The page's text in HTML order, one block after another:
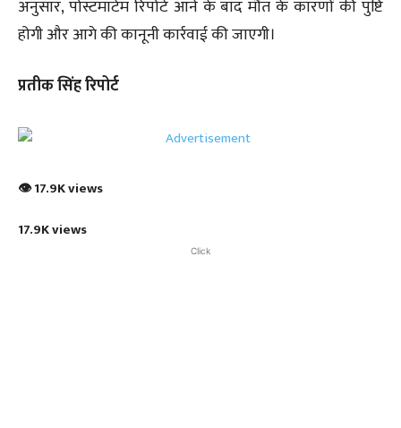
अनुसार, पोस्टमार्टम रिपोर्ट आने के बाद मौत के कारणों की पुष्टि
होगी और आगे की कानूनी कार्रवाई की जाएगी।
प्रतीक सिंह रिपोर्ट
👁 17.9K views
17.9K views
Click